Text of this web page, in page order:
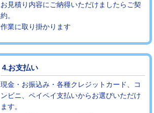
お見積り内容にご納得いただけましたらご契
約。
作業に取り掛かります
4.お支払い
現金・お振込み・各種クレジットカード、コ
ンビニ、ペイペイ支払いからお選びいただけ
ます。